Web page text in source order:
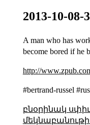
2013-10-08-
A man who has
become bored if he
http://
#bertrand-russel
բնօրինակ